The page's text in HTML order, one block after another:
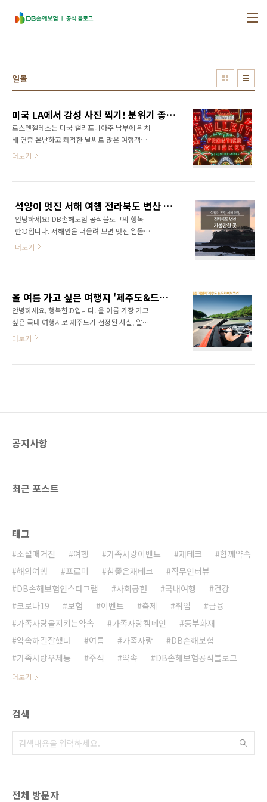
일몰
미국 LA에서 감성 사진 찍기! 분위기 좋은 곳 5
로스앤젤레스는 미국 캘리포니아주 남부에 위치
해 연중 온난하고 쾌적한 날씨로 많은 여행객들
의 사랑받고 있습니다. LA는 날씨뿐만 아니라 아
브 The Grove 189 The Grove Dr, Los
Angeles, CA 90036 미국 평일 10:00~21:00 |
금,토 10:00~22:00 #음악분수대 LA의 더 그로
브 쇼핑몰은 멀티플렉스 공간으로 쇼핑, 식사, 문
로브 쇼핑몰에서 눈길을 끄는 첫번째 스팟은 바
곳..
더보기
석양이 멋진 서해 여행 전라북도 변산 가볼만한 곳
안녕하세요! DB손해보험 공식블로그의 행복
한:D입니다. 서해안을 떠올려 보면 멋진 일몰과
독특한 여행지가 많죠. 그 중에서도 전라북도 변
곳은 바로 새만금 방조제입니다. 세계에서 가장
긴 방조제로 길이가 무려 33.9km입니다. 바다
가운데로 뻗어있는 20km의 해안도로를 드라이
브하며 탁 트인 멋진 풍경을 만끽할 수 있는데요!
바뀐 이 곳에서 특별한 추억 만들어보세요. 변산
더보기
올 여름 가고 싶은 여행지 '제주도&드라이브코스'
안녕하세요, 행복한:D입니다. 올 여름 가장 가고
싶은 국내 여행지로 제주도가 선정된 사실, 알고
계셨나요? 제주도는 아름다운 자연경관과 맛있
달라서 시간을 고려해서 일정을 계획해야 해요.
할 ..
더보기
공지사항
최근 포스트
태그
소셜매거진 여행 가족사랑이벤트 재테크
함께약속
해외여행
프로미 참좋은재테크
직무인터뷰
DB손해보험인스타그램
사회공헌 국내여행
건강
코로나19
보험 이벤트 축제 취업
금융
가족사랑을지키는약속
가족사랑캠페인
동부화재
약속하길잘했다
여름 가족사랑
DB손해보험
가족사랑우체통
주식 약속 DB손해보험공식블로그
더보기
검색
전체 방문자